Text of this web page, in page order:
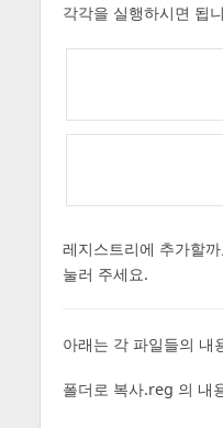
각각을 실행하시면 됩
레지스트리에 추가할
눌러 주세요.
아래는 각 파일들의 내
폴더로 복사.reg 의 내